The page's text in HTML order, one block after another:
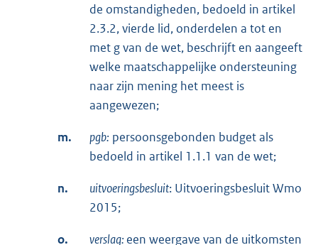
de omstandigheden, bedoeld in artikel
2.3.2, vierde lid, onderdelen a tot en
met g van de wet, beschrijft en aangeeft
welke maatschappelijke ondersteuning
naar zijn mening het meest is
aangewezen;
m. pgb: persoonsgebonden budget als
bedoeld in artikel 1.1.1 van de wet;
n. uitvoeringsbesluit: Uitvoeringsbesluit Wmo
2015;
o. verslag: een weergave van de uitkomsten